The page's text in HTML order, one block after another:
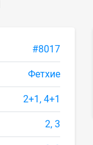
#8017
Фетхие
2+1, 4+1
2, 3